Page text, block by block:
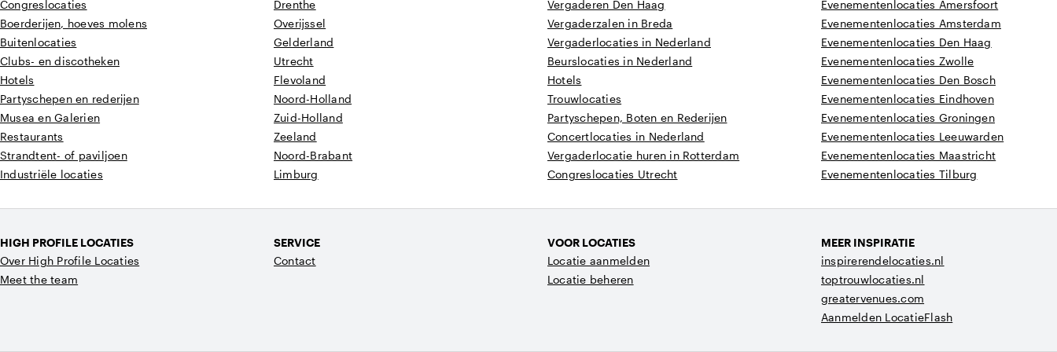
Congreslocaties
Boerderijen, hoeves molens
Buitenlocaties
Clubs- en discotheken
Hotels
Partyschepen en rederijen
Musea en Galerien
Restaurants
Strandtent- of paviljoen
Industriële locaties
Drenthe
Overijssel
Gelderland
Utrecht
Flevoland
Noord-Holland
Zuid-Holland
Zeeland
Noord-Brabant
Limburg
Vergaderen Den Haag
Vergaderzalen in Breda
Vergaderlocaties in Nederland
Beurslocaties in Nederland
Hotels
Trouwlocaties
Partyschepen, Boten en Rederijen
Concertlocaties in Nederland
Vergaderlocatie huren in Rotterdam
Congreslocaties Utrecht
Evenementenlocaties Amersfoort
Evenementenlocaties Amsterdam
Evenementenlocaties Den Haag
Evenementenlocaties Zwolle
Evenementenlocaties Den Bosch
Evenementenlocaties Eindhoven
Evenementenlocaties Groningen
Evenementenlocaties Leeuwarden
Evenementenlocaties Maastricht
Evenementenlocaties Tilburg
HIGH PROFILE LOCATIES
Over High Profile Locaties
Meet the team
SERVICE
Contact
VOOR LOCATIES
Locatie aanmelden
Locatie beheren
MEER INSPIRATIE
inspirerendelocaties.nl
toptrouwlocaties.nl
greatervenues.com
Aanmelden LocatieFlash